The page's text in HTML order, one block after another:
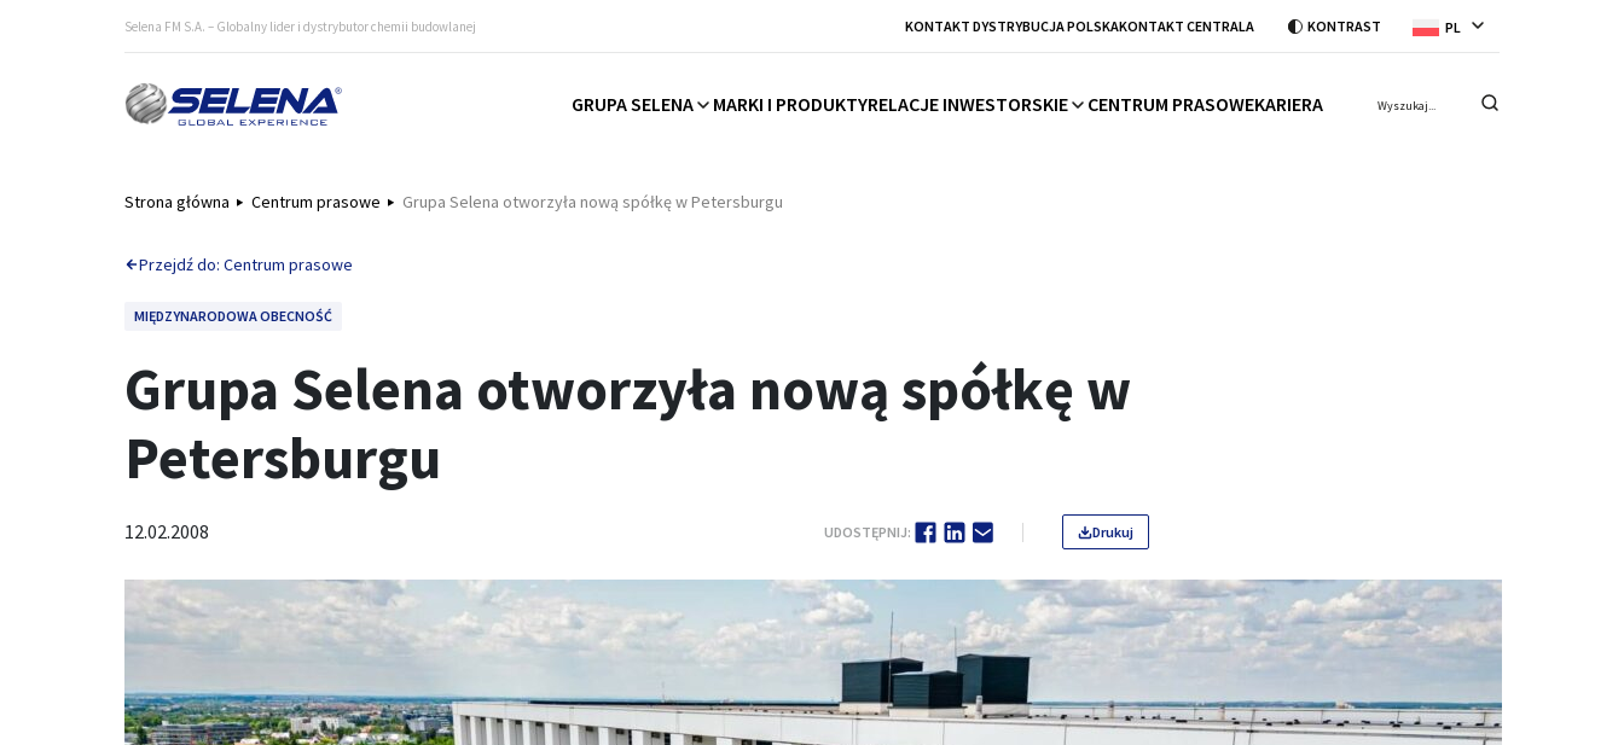
Selena FM S.A. – Globalny lider i dystrybutor chemii budowlanej KONTAKT DYSTRYBUCJA POLSKAKONTAKT CENTRALA KONTRAST PL
GRUPA SELENA MARKI I PRODUKTYRELACJE INWESTORSKIE CENTRUM PRASOWEKARIERA
Strona główna Centrum prasowe Grupa Selena otworzyła nową spółkę w Petersburgu
Przejdź do: Centrum prasowe
MIĘDZYNARODOWA OBECNOŚĆ
Grupa Selena otworzyła nową spółkę w
Petersburgu
12.02.2008 UDOSTĘPNIJ: Drukuj